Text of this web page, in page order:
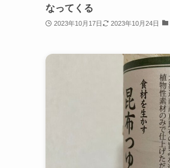
なってくる
2023年10月17日 2023年10月24日